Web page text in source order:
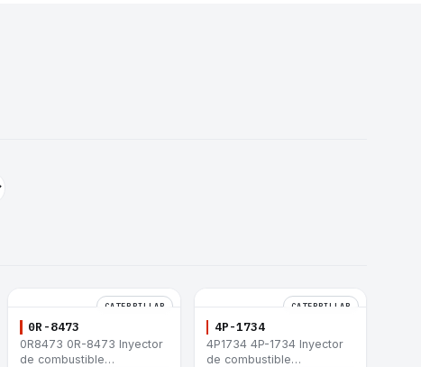
CATERPILLAR
0R-8473
0R8473 0R-8473 Inyector
de combustible
CATERPILLAR
4P-1734
4P1734 4P-1734 Inyector
de combustible